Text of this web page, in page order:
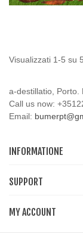
Visualizzati 1-5 su
a-destillatio, Porto.
Call us now:
Email:
INFORMATIONE
SUPPORT
MY ACCOUNT